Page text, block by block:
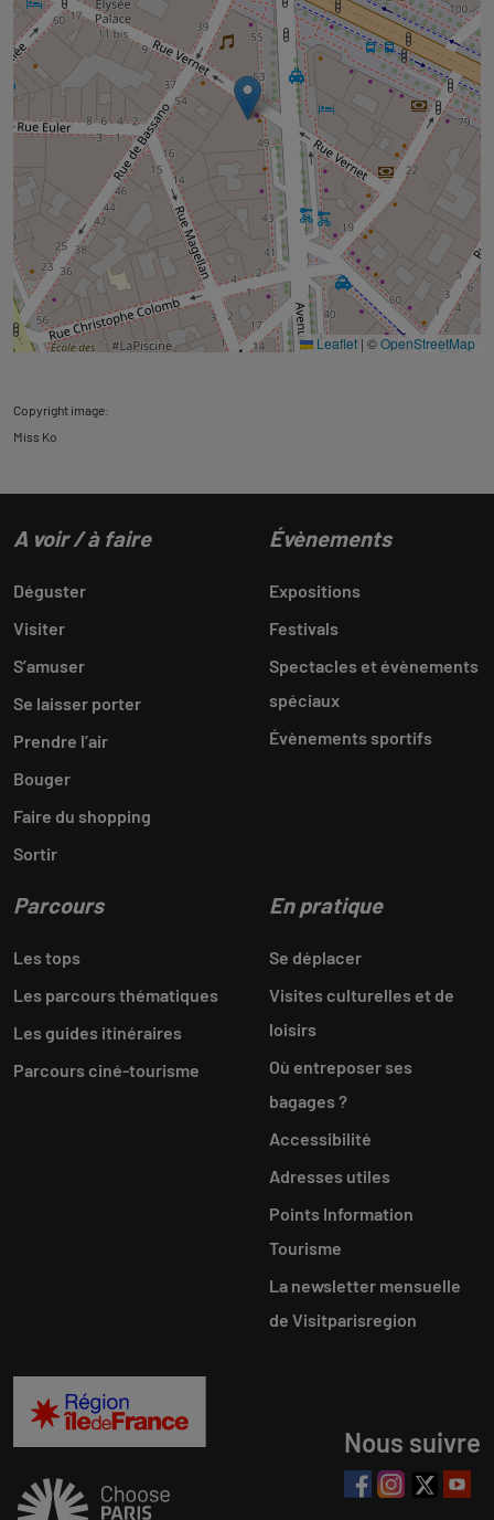
Leaflet | ©OpenStreetMap
Copyright image:
Miss Ko
A voir / à faire
Déguster
Visiter
S’amuser
Se laisser porter
Prendre l’air
Bouger
Faire du shopping
Sortir
Évènements
Expositions
Festivals
Spectacles et évènements
spéciaux
Évènements sportifs
Parcours
Les tops
Les parcours thématiques
Les guides itinéraires
Parcours ciné-tourisme
En pratique
Se déplacer
Visites culturelles et de
loisirs
Où entreposer ses
bagages ?
Accessibilité
Adresses utiles
Points Information
Tourisme
La newsletter mensuelle
de Visitparisregion
Nous suivre